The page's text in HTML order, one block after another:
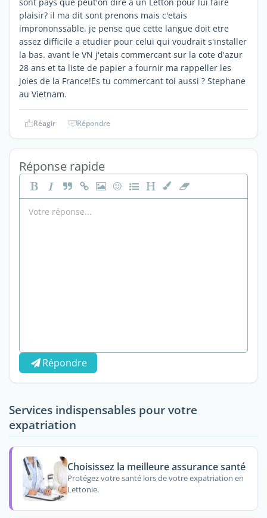
plaisir? il ma dit sont prenons mais c'etais
imprononssable. je pense que cette langue doit etre
assez difficile a etudier pour celui qui voudrait s'installer
la bas. avant le VN j'etais commercant sur la cote d'azur
28 ans et ta liste de papier a fournir ma rappeller les
joies de la France!Es tu commercant toi aussi ? Stephane
au Vietnam.
Réagir Répondre
Réponse rapide
Répondre
Services indispensables pour votre
expatriation
Choisissez la meilleure assurance santé
Protégez votre santé lors de votre expatriation en
Lettonie.